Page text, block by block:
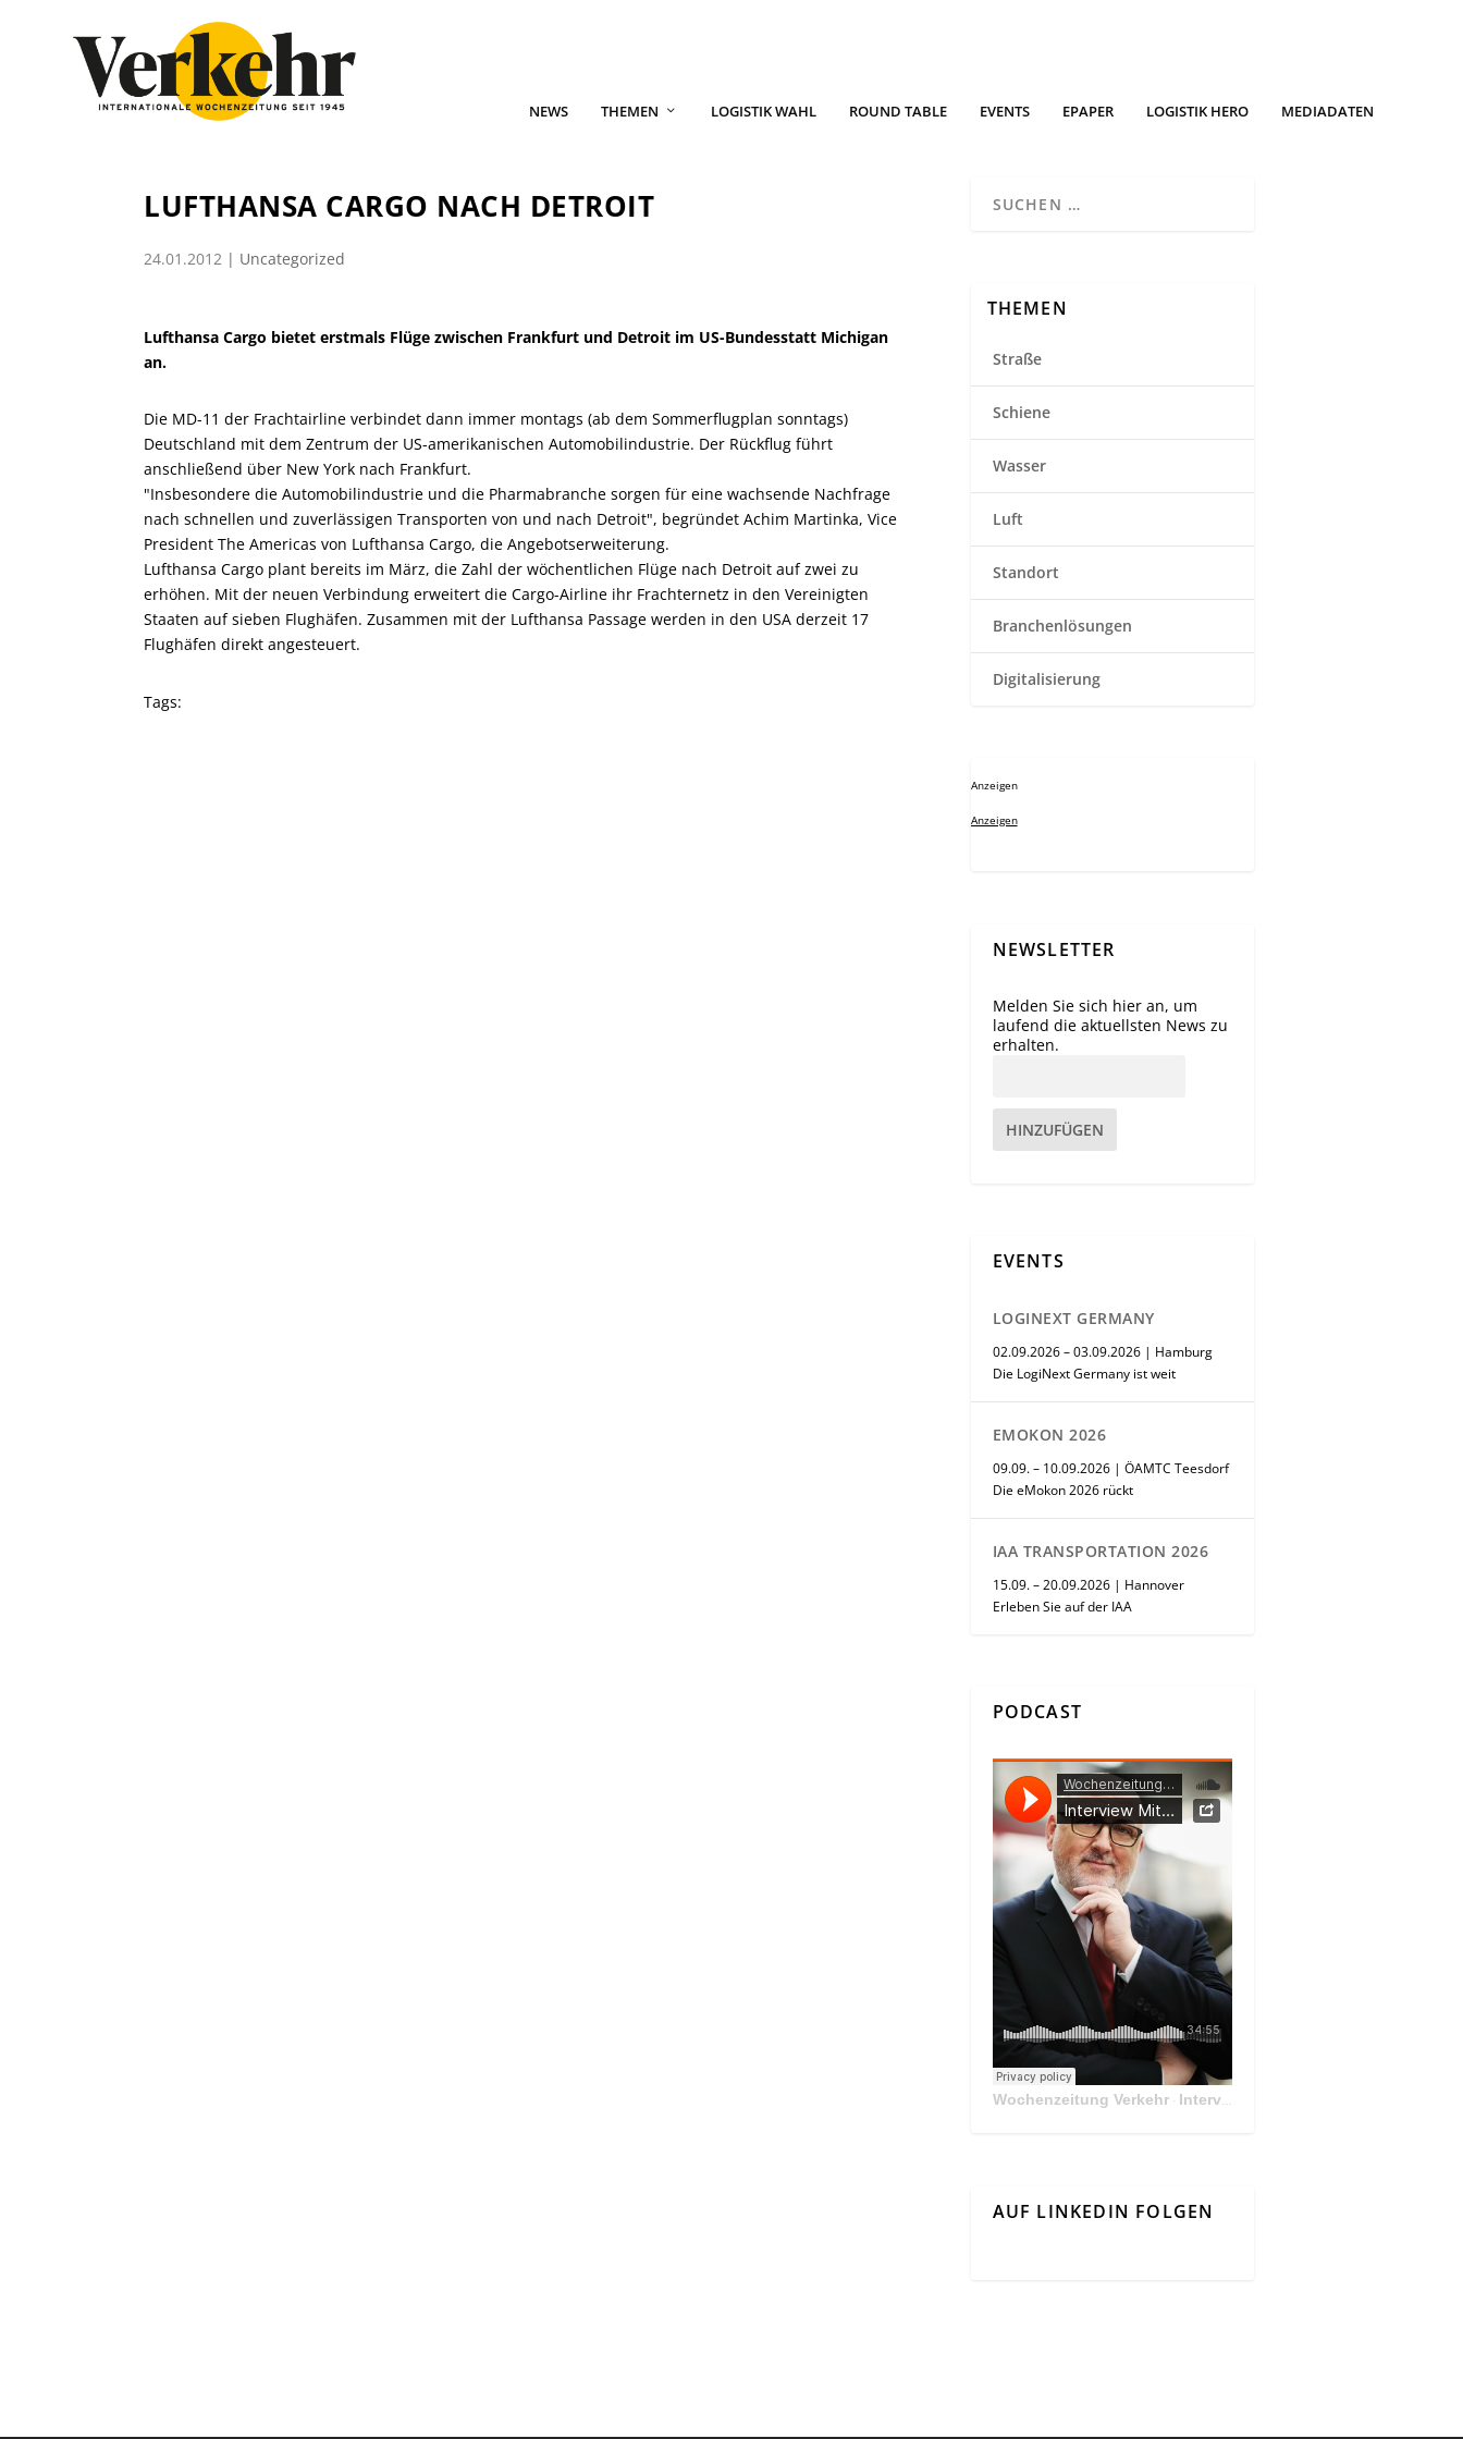
NEWS THEMEN LOGISTIK WAHL ROUND TABLE EVENTS EPAPER LOGISTIK HERO MEDIADATEN
LUFTHANSA CARGO NACH DETROIT
24.01.2012 | Uncategorized
Lufthansa Cargo bietet erstmals Flüge zwischen Frankfurt und Detroit im US-Bundesstatt Michigan
an.
Die MD-11 der Frachtairline verbindet dann immer montags (ab dem Sommerflugplan sonntags)
Deutschland mit dem Zentrum der US-amerikanischen Automobilindustrie. Der Rückflug führt
anschließend über New York nach Frankfurt.
"Insbesondere die Automobilindustrie und die Pharmabranche sorgen für eine wachsende Nachfrage
nach schnellen und zuverlässigen Transporten von und nach Detroit", begründet Achim Martinka, Vice
President The Americas von Lufthansa Cargo, die Angebotserweiterung.
Lufthansa Cargo plant bereits im März, die Zahl der wöchentlichen Flüge nach Detroit auf zwei zu
erhöhen. Mit der neuen Verbindung erweitert die Cargo-Airline ihr Frachternetz in den Vereinigten
Staaten auf sieben Flughäfen. Zusammen mit der Lufthansa Passage werden in den USA derzeit 17
Flughäfen direkt angesteuert.
Tags:
THEMEN
Straße
Schiene
Wasser
Luft
Standort
Branchenlösungen
Digitalisierung
Anzeigen
Anzeigen
NEWSLETTER
Melden Sie sich hier an, um
laufend die aktuellsten News zu
erhalten.
HINZUFÜGEN
EVENTS
LOGINEXT GERMANY
02.09.2026 – 03.09.2026 | Hamburg
Die LogiNext Germany ist weit
EMOKON 2026
09.09. – 10.09.2026 | ÖAMTC Teesdorf
Die eMokon 2026 rückt
IAA TRANSPORTATION 2026
15.09. – 20.09.2026 | Hannover
Erleben Sie auf der IAA
PODCAST
Wochenzeitung Verkehr· Interview Mit Andreas Matthä, CEO der ÖBB Holding
AUF LINKEDIN FOLGEN